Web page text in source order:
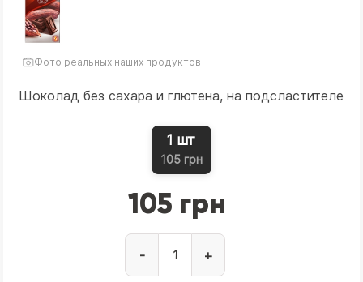
Фото реальных наших продуктов
Шоколад без сахара и глютена, на подсластителе
1 шт
105 грн
105 грн
- +